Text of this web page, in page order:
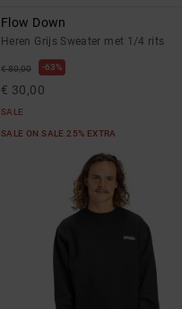
Flow Down
Heren Grijs Sweater met 1/4 rits
€ 80,00 63%
€ 30,00
SALE
SALE ON SALE 25% EXTRA